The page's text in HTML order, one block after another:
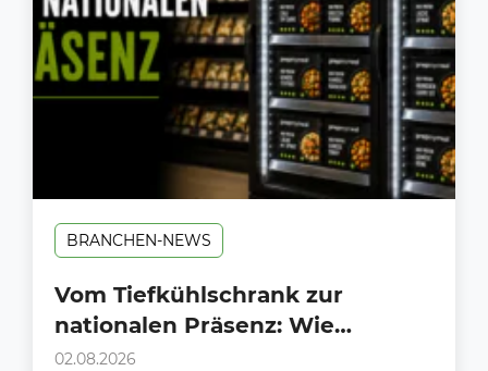
BRANCHEN-NEWS
Vom Tiefkühlschrank zur
nationalen Präsenz: Wie
PrepMyMeal den deutschen LEH
02.08.2026